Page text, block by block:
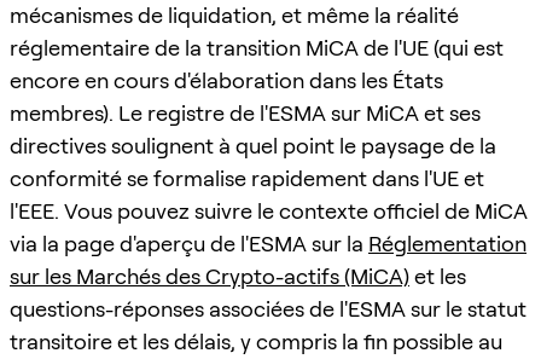
mécanismes de liquidation, et même la réalité
réglementaire de la transition MiCA de l'UE (qui est
encore en cours d'élaboration dans les États
membres). Le registre de l'ESMA sur MiCA et ses
directives soulignent à quel point le paysage de la
conformité se formalise rapidement dans l'UE et
l'EEE. Vous pouvez suivre le contexte officiel de MiCA
via la page d'aperçu de l'ESMA sur la Réglementation
sur les Marchés des Crypto-actifs (MiCA)et les
questions-réponses associées de l'ESMA sur le statut
transitoire et les délais, y compris la fin possible au